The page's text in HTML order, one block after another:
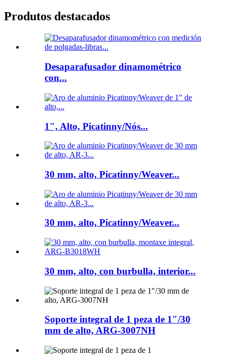
Produtos destacados
Desaparafusador dinamométrico
con...
1″, Alto, Picatinny/Nós...
30 mm, alto, Picatinny/Weaver...
30 mm, alto, Picatinny/Weaver...
30 mm, alto, con burbulla, interior...
Soporte integral de 1 peza de 1″/30
mm de alto, ARG-3007NH